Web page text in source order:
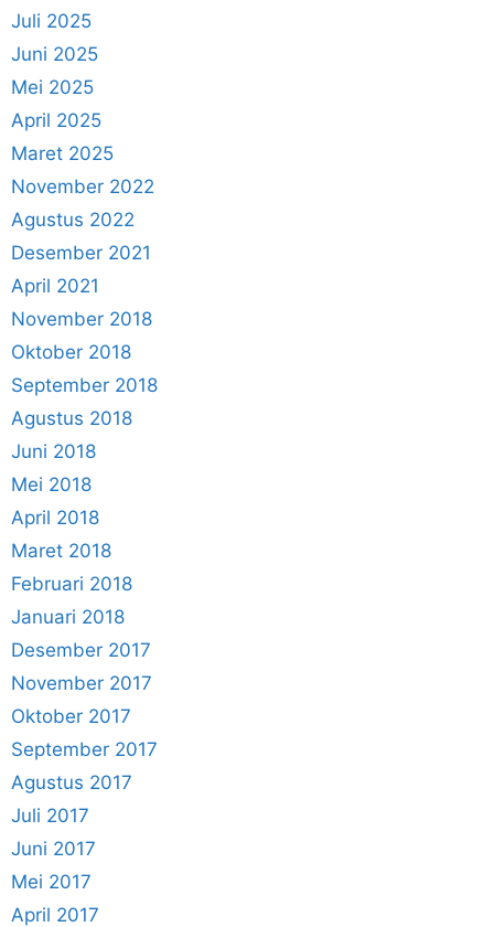
Juli 2025
Juni 2025
Mei 2025
April 2025
Maret 2025
November 2022
Agustus 2022
Desember 2021
April 2021
November 2018
Oktober 2018
September 2018
Agustus 2018
Juni 2018
Mei 2018
April 2018
Maret 2018
Februari 2018
Januari 2018
Desember 2017
November 2017
Oktober 2017
September 2017
Agustus 2017
Juli 2017
Juni 2017
Mei 2017
April 2017